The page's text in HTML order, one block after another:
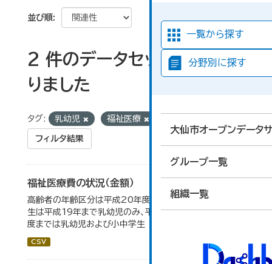
一覧から探す
分野別に探す
大仙市オープンデータ
グループ一覧
組織一覧
並び順
2 件のデータセットが見つか
りました
タグ: 乳幼児 福祉医療
フィルタ結果
福祉医療費の状況（金額）
高齢者の年齢区分は平成20年度から変更 乳幼児・小中高
生は平成19年まで乳幼児のみ、平成20年度から令和元年
度までは乳幼児および小中学生
CSV